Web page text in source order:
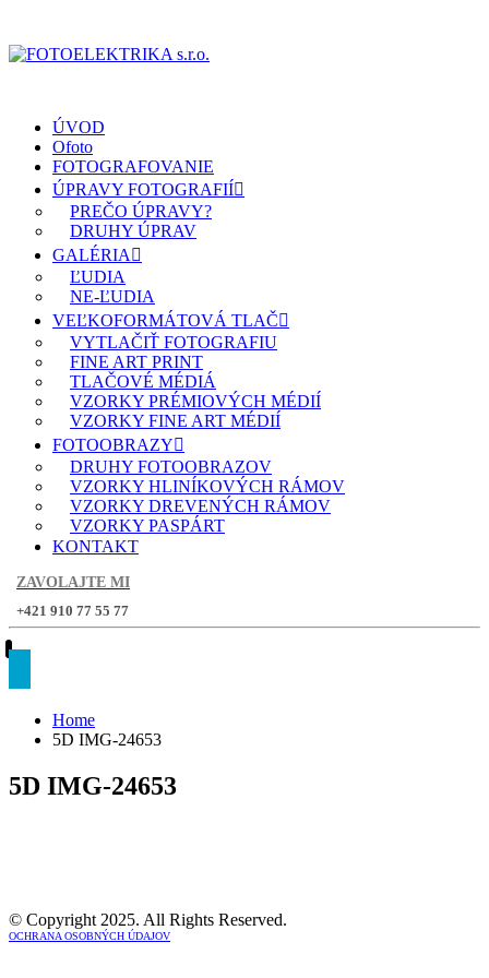
ÚVOD
Ofoto
FOTOGRAFOVANIE
ÚPRAVY FOTOGRAFIÍ
PREČO ÚPRAVY?
DRUHY ÚPRAV
GALÉRIA
ĽUDIA
NE-ĽUDIA
VEĽKOFORMÁTOVÁ TLAČ
VYTLAČIŤ FOTOGRAFIU
FINE ART PRINT
TLAČOVÉ MÉDIÁ
VZORKY PRÉMIOVÝCH MÉDIÍ
VZORKY FINE ART MÉDIÍ
FOTOOBRAZY
DRUHY FOTOOBRAZOV
VZORKY HLINÍKOVÝCH RÁMOV
VZORKY DREVENÝCH RÁMOV
VZORKY PASPÁRT
KONTAKT
ZAVOLAJTE MI
+421 910 77 55 77
Home
5D IMG-24653
5D IMG-24653
© Copyright 2025. All Rights Reserved.
OCHRANA OSOBNÝCH ÚDAJOV